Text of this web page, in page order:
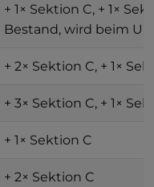
+ 1× Sektion C, + 1×
Bestand, wird beim
+ 2× Sektion C, + 1×
+ 3× Sektion C, + 1×
+ 1× Sektion C
+ 2× Sektion C